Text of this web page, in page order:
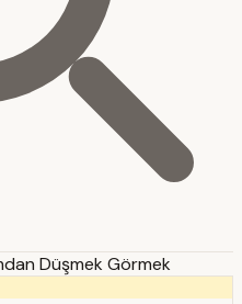
Düşmek Görmek